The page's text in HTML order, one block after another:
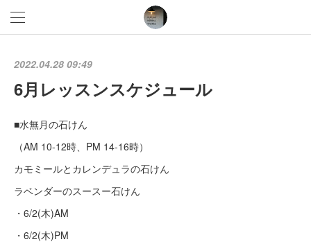
2022.04.28 09:49
6月レッスンスケジュール
■水無月の石けん
（AM 10-12時、PM 14-16時）
カモミールとカレンデュラの石けん
ラベンダーのスースー石けん
・6/2(木)AM
・6/2(木)PM